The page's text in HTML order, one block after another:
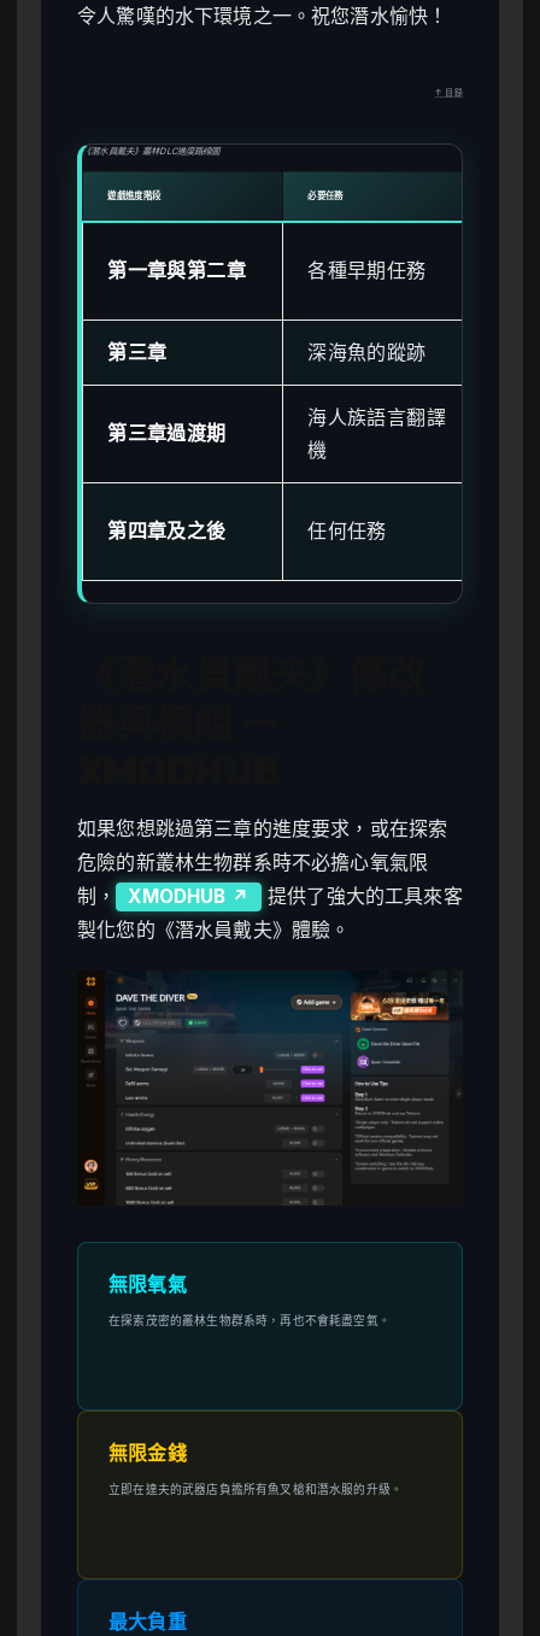
令人驚嘆的水下環境之一。祝您潛水愉快！
↑ 目錄
《潛水員戴夫》叢林DLC進度路線圖
遊戲進度階段 必要任務
第一章與第二章 各種早期任務
第三章 深海魚的蹤跡
第三章過渡期
海人族語言翻譯
機
第四章及之後 任何任務
如果您想跳過第三章的進度要求，或在探索
危險的新叢林生物群系時不必擔心氧氣限
制，
XMODHUB ↗
提供了強大的工具來客
製化您的《潛水員戴夫》體驗。
無限氧氣
在探索茂密的叢林生物群系時，再也不會耗盡空氣。
無限金錢
立即在達夫的武器店負擔所有魚叉槍和潛水服的升級。
最大負重